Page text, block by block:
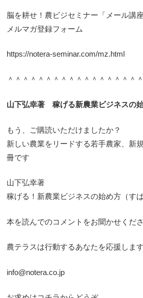
脳を耕せ！農ビジセミナー「メール講座
メルマガ登録フォーム
https://notera-seminar.com/mz.html
＾＾＾＾＾＾＾＾＾＾＾＾＾＾＾＾＾
山下弘幸著 稼げる新農業ビジネスの始
もう、ご購読いただけましたか？
新しい農業をリードする若手農家、新
冊です
山下弘幸著
稼げる！新農業ビジネスの始め方（すば
本を読んでのコメントをお聞かせくださ
農テラスは行動するあなたを応援します
info@notera.co.jp